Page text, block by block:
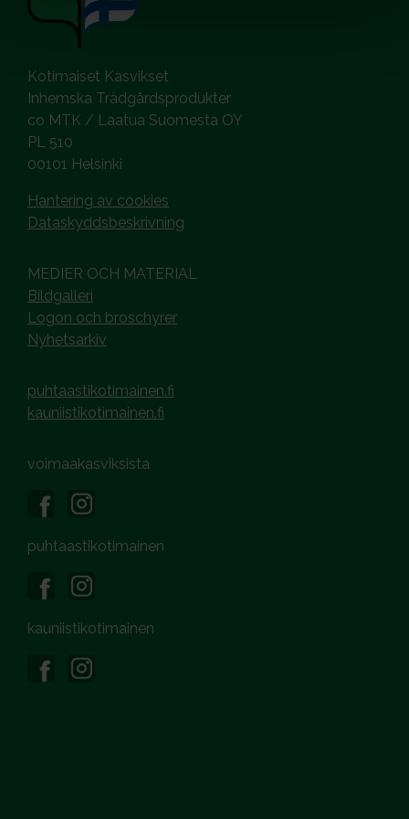
Kotimaiset Kasvikset
Inhemska Trädgårdsprodukter
co MTK / Laatua Suomesta OY
PL 510
00101 Helsinki
Hantering av cookies
Dataskyddsbeskrivning
MEDIER OCH MATERIAL
Bildgalleri
Logon och broschyrer
Nyhetsarkiv
puhtaastikotimainen.fi
kauniistikotimainen.fi
voimaakasviksista
puhtaastikotimainen
kauniistikotimainen